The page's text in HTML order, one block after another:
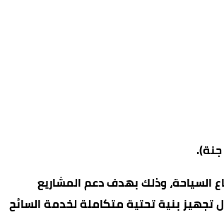
للعام الحالي 9 ملايين و427 ألف دينار شملت 21 قطاعا من ضمنها قطاع السياحة، وذلك بهدف دعم المشاريع
تجهيز بنية تحتية متكاملة لخدمة السائح